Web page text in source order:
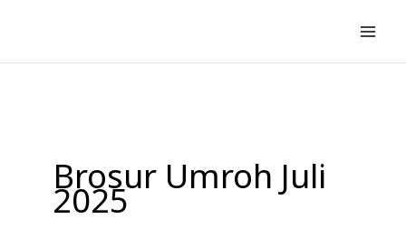
konten
Brosur Umroh Juli
2025